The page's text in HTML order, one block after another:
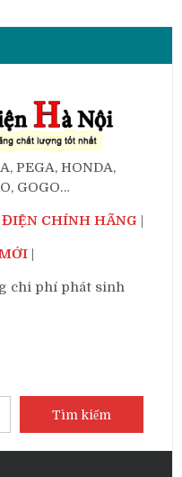
PEGA, HONDA,
GOGO…
CHÍNH HÃNG
chi phí phát sinh
Tìm kiếm